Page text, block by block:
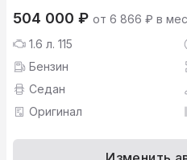
504 000 ₽ от 6 866 ₽ в
1.6 л. 115
Бензин
Седан
Оригинал